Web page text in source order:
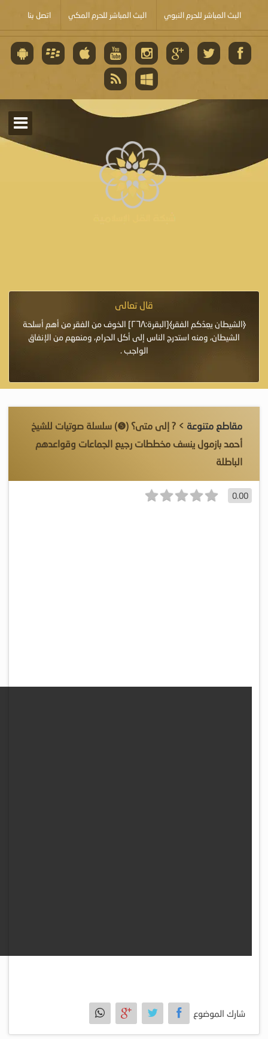
البث المباشر للحرم النبوي البث المباشر للحرم المكي اتصل بنا
قال تعالى
﴿الشيطان يعِدُكم الفقر﴾[البقرة:٢٦٨] الخوف من الفقر من أهم أسلحة
الشيطان، ومنه استدرج الناس إلى أكل الحرام، ومنعهم من الإنفاق
الواجب .
مقاطع متنوعة > ? إلى متى؟ (❺) سلسلة صوتيات للشيخ
أحمد بازمول ينسف مخططات رجيع الجماعات وقواعدهم
الباطلة
0.00
شارك الموضوع